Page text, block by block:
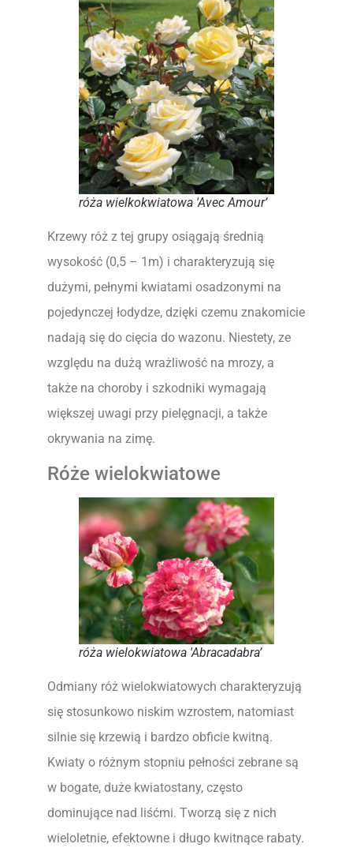
róża wielkokwiatowa 'Avec Amour’
Krzewy róż z tej grupy osiągają średnią
wysokość (0,5 – 1m) i charakteryzują się
dużymi, pełnymi kwiatami osadzonymi na
pojedynczej łodydze, dzięki czemu znakomicie
nadają się do cięcia do wazonu. Niestety, ze
względu na dużą wrażliwość na mrozy, a
także na choroby i szkodniki wymagają
większej uwagi przy pielęgnacji, a także
okrywania na zimę.
Róże wielokwiatowe
róża wielokwiatowa 'Abracadabra’
Odmiany róż wielokwiatowych charakteryzują
się stosunkowo niskim wzrostem, natomiast
silnie się krzewią i bardzo obficie kwitną.
Kwiaty o różnym stopniu pełności zebrane są
w bogate, duże kwiatostany, często
dominujące nad liśćmi. Tworzą się z nich
wieloletnie, efektowne i długo kwitnące rabaty.